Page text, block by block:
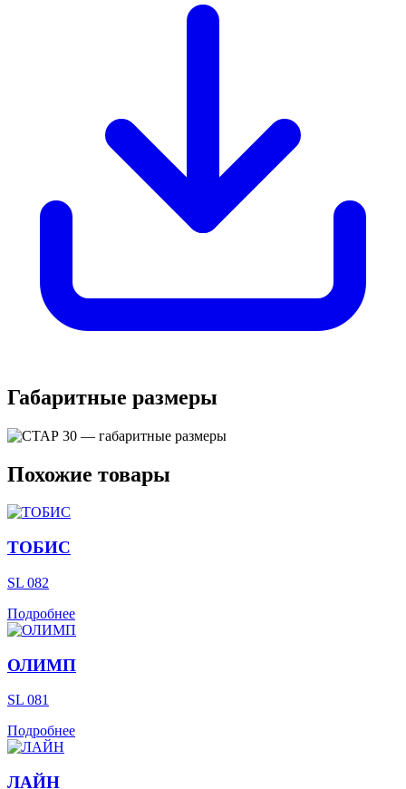
Габаритные размеры
Похожие товары
ТОБИС
SL 082
Подробнее
ОЛИМП
SL 081
Подробнее
ЛАЙН